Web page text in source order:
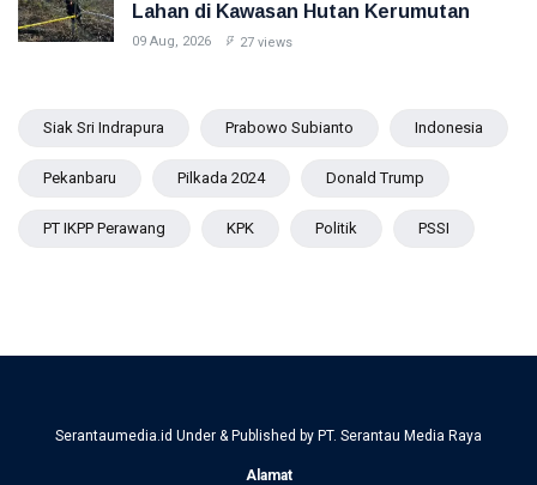
Lahan di Kawasan Hutan Kerumutan
09 Aug, 2026 27 views
Siak Sri Indrapura Prabowo Subianto Indonesia
Pekanbaru Pilkada 2024 Donald Trump
PT IKPP Perawang KPK Politik PSSI
Serantaumedia.id Under & Published by PT. Serantau Media Raya
Alamat